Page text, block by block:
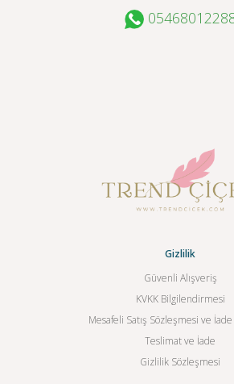
Gizlilik
Güvenli Alışveriş
KVKK Bilgilendirmesi
Mesafeli Satış Sözleşmesi ve İade
Teslimat ve İade
Gizlilik Sözleşmesi